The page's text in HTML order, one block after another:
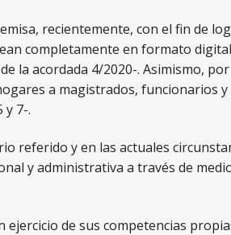
recientemente, con el fin de
completamente en formato
la acordada 4/2020-. Asimismo,
a magistrados, funcionarios
7-.
referido y en las actuales
y administrativa a través de
ejercicio de sus competencias